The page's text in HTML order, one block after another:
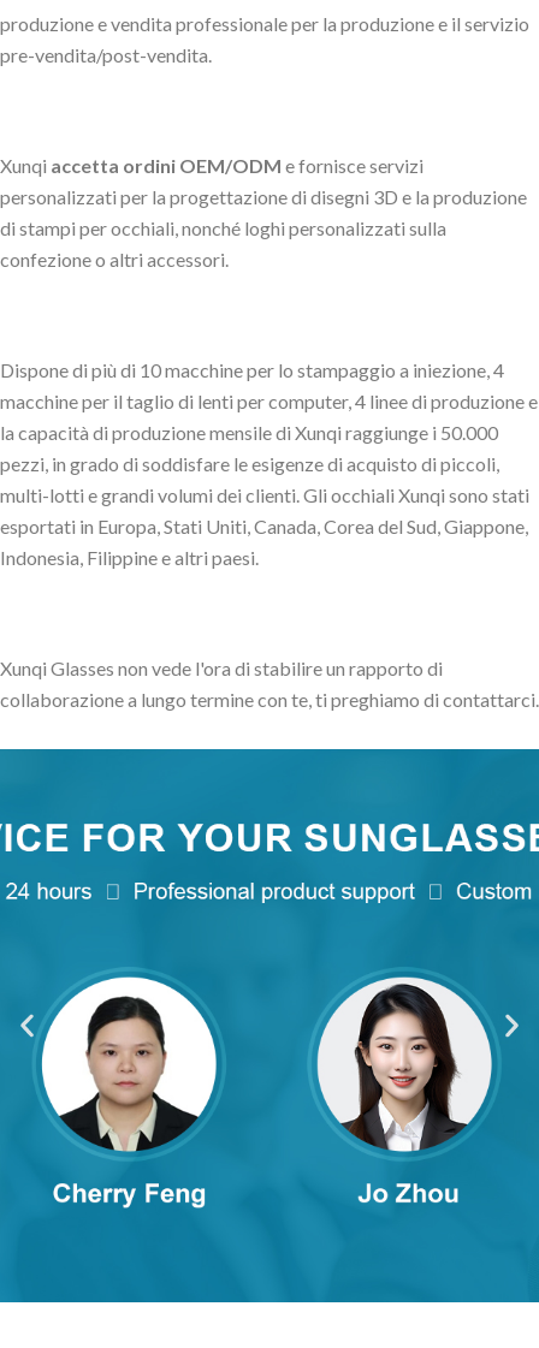
produzione e vendita professionale per la produzione e il servizio
pre-vendita/post-vendita.
Xunqi accetta ordini OEM/ODM e fornisce servizi
personalizzati per la progettazione di disegni 3D e la produzione
di stampi per occhiali, nonché loghi personalizzati sulla
confezione o altri accessori.
Dispone di più di 10 macchine per lo stampaggio a iniezione, 4
macchine per il taglio di lenti per computer, 4 linee di produzione e
la capacità di produzione mensile di Xunqi raggiunge i 50.000
pezzi, in grado di soddisfare le esigenze di acquisto di piccoli,
multi-lotti e grandi volumi dei clienti. Gli occhiali Xunqi sono stati
esportati in Europa, Stati Uniti, Canada, Corea del Sud, Giappone,
Indonesia, Filippine e altri paesi.
Xunqi Glasses non vede l'ora di stabilire un rapporto di
collaborazione a lungo termine con te, ti preghiamo di contattarci.